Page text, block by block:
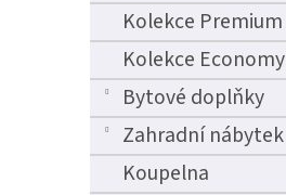
Kolekce Premium
Kolekce Economy
Bytové doplňky
Zahradní nábytek
Koupelna